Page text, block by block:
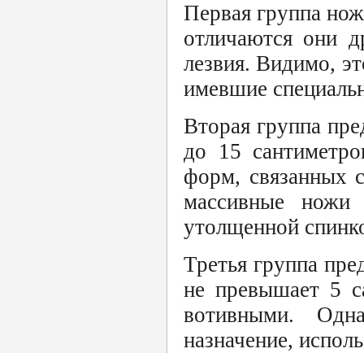
Первая группа
отличаются они
лезвия. Видимо,
имевшие
Вторая группа
до 15
форм, связанных
массивные
утолщенной
Третья группа
не превышает 5
вотивными.
назначение,